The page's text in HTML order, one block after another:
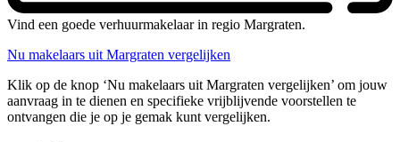
Vind een goede verhuurmakelaar in regio Margraten.
Nu makelaars uit Margraten vergelijken
Klik op de knop ‘Nu makelaars uit Margraten vergelijken’ om jouw
aanvraag in te dienen en specifieke vrijblijvende voorstellen te
ontvangen die je op je gemak kunt vergelijken.